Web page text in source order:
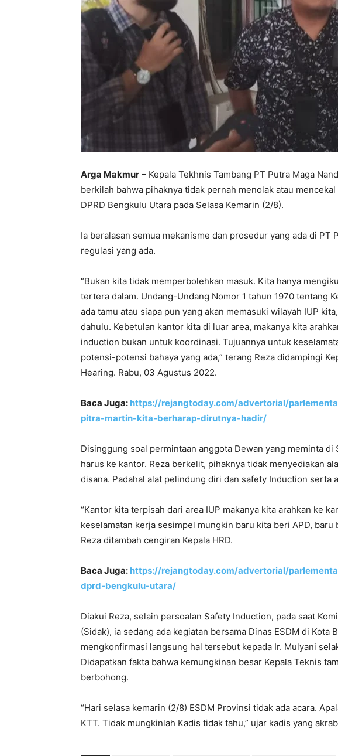
Arga Makmur – Kepala Tekhnis Tambang PT Putra Maga
berkilah bahwa pihaknya tidak pernah menolak atau
DPRD Bengkulu Utara pada Selasa Kemarin (2/8).
Ia beralasan semua mekanisme dan prosedur yang ada di PT
regulasi yang ada.
“Bukan kita tidak memperbolehkan masuk. Kita hanya
tertera dalam. Undang-Undang Nomor 1 tahun 1970 tentang
ada tamu atau siapa pun yang akan memasuki wilayah IUP
dahulu. Kebetulan kantor kita di luar area, makanya kita
induction bukan untuk koordinasi. Tujuannya untuk
potensi-potensi bahaya yang ada,” terang Reza didampingi
Hearing. Rabu, 03 Agustus 2022.
Baca Juga: https://rejangtoday.com/advertorial/
pitra-martin-kita-berharap-dirutnya-hadir/
Disinggung soal permintaan anggota Dewan yang meminta
harus ke kantor. Reza berkelit, pihaknya tidak menyediakan
disana. Padahal alat pelindung diri dan safety Induction serta
“Kantor kita terpisah dari area IUP makanya kita arahkan ke
keselamatan kerja sesimpel mungkin baru kita beri APD, baru
Reza ditambah cengiran Kepala HRD.
Baca Juga: https://rejangtoday.com/advertorial/
dprd-bengkulu-utara/
Diakui Reza, selain persoalan Safety Induction, pada saat
(Sidak), ia sedang ada kegiatan bersama Dinas ESDM di Kota
mengkonfirmasi langsung hal tersebut kepada Ir. Mulyani
Didapatkan fakta bahwa kemungkinan besar Kepala Teknis
berbohong.
“Hari selasa kemarin (2/8) ESDM Provinsi tidak ada acara.
KTT. Tidak mungkinlah Kadis tidak tahu,” ujar kadis yang